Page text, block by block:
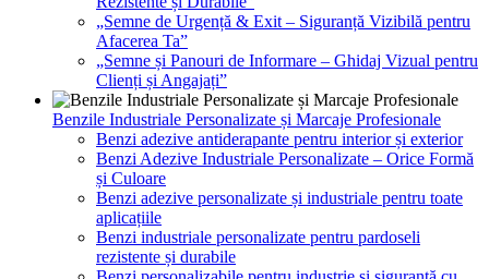
„Semne de Urgență & Exit – Siguranță Vizibilă pentru
Afacerea Ta”
„Semne și Panouri de Informare – Ghidaj Vizual pentru
Clienți și Angajați”
Benzile Industriale Personalizate și Marcaje Profesionale
Benzi adezive antiderapante pentru interior și exterior
Benzi Adezive Industriale Personalizate – Orice Formă
și Culoare
Benzi adezive personalizate și industriale pentru toate
aplicațiile
Benzi industriale personalizate pentru pardoseli
rezistente și durabile